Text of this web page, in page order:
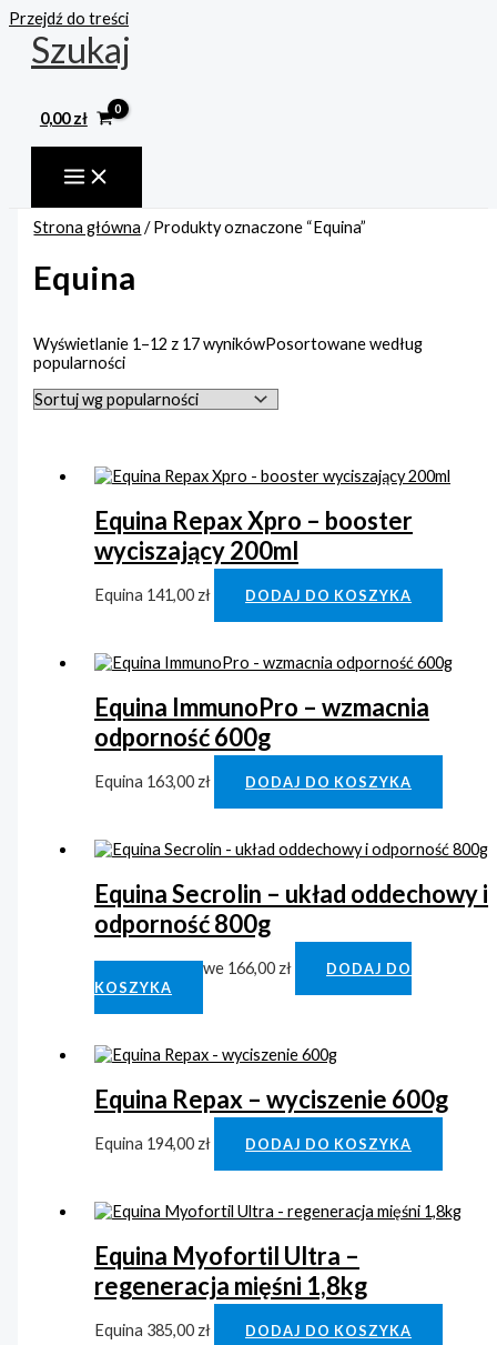
Przejdź do treści
Szukaj
0,00zł
Strona główna / Produkty oznaczone “Equina”
Equina
Wyświetlanie 1–12 z 17 wynikówPosortowane według
popularności
Equina Repax Xpro – booster
wyciszający 200ml
Equina 141,00 zł DODAJ DO KOSZYKA
Equina ImmunoPro – wzmacnia
odporność 600g
Equina 163,00 zł DODAJ DO KOSZYKA
Equina Secrolin – układ oddechowy i
odporność 800g
Drogi oddechowe 166,00 zł
DODAJ DO
KOSZYKA
Equina Repax – wyciszenie 600g
Equina 194,00 zł DODAJ DO KOSZYKA
Equina Myofortil Ultra –
regeneracja mięśni 1,8kg
Equina 385,00 zł DODAJ DO KOSZYKA